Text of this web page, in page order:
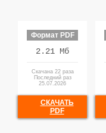
Формат PDF
2.21 Мб
Скачана 22 раза
Последний раз
25.07.2026
СКАЧАТЬ
PDF